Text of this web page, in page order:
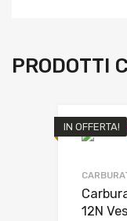
PRODOTTI
IN OFFERTA!
12N